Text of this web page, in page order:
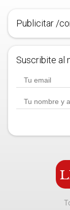
Publicitar /
Suscribite al